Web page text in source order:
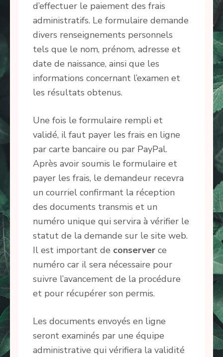
d’effectuer le paiement des frais
administratifs. Le formulaire demande
divers renseignements personnels
tels que le nom, prénom, adresse et
date de naissance, ainsi que les
informations concernant l’examen et
les résultats obtenus.
Une fois le formulaire rempli et
validé, il faut payer les frais en ligne
par carte bancaire ou par PayPal.
Après avoir soumis le formulaire et
payer les frais, le demandeur recevra
un courriel confirmant la réception
des documents transmis et un
numéro unique qui servira à vérifier le
statut de la demande sur le site web.
Il est important de conserver ce
numéro car il sera nécessaire pour
suivre l’avancement de la procédure
et pour récupérer son permis.
Les documents envoyés en ligne
seront examinés par une équipe
administrative qui vérifiera la validité